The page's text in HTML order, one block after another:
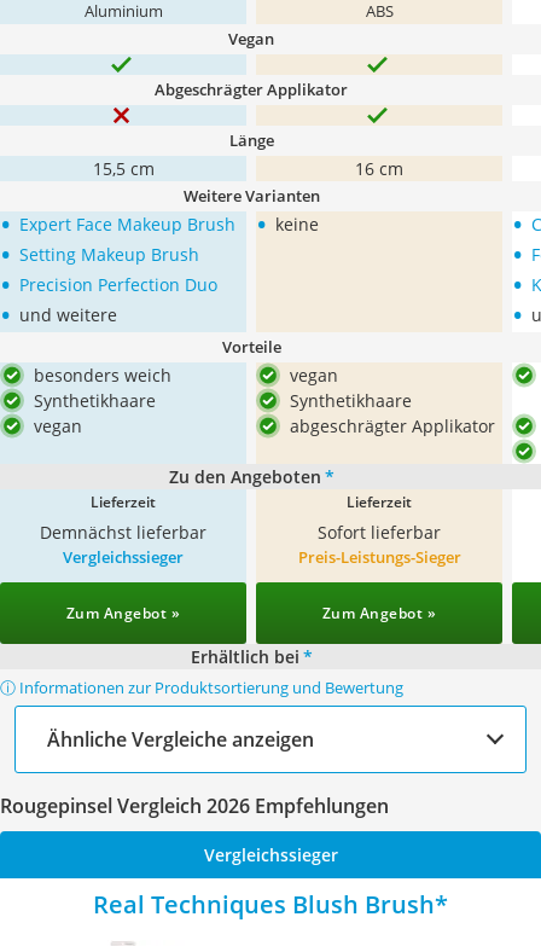
Aluminium ABS
Vegan
Abgeschrägter Applikator
Länge
15,5 cm 16 cm
Weitere Varianten
• Expert Face Makeup Brush
• Setting Makeup Brush
• Precision Perfection Duo
• und weitere
• keine •
•
•
•
Vorteile
besonders weich
Synthetikhaare
vegan
vegan
Synthetikhaare
abgeschrägter Applikator
Zu den Angeboten *
Lieferzeit
Demnächst lieferbar
Lieferzeit
Sofort lieferbar
Vergleichssieger
Zum Angebot »
Preis-Leistungs-Sieger
Zum Angebot »
Erhältlich bei *
ⓘ Informationen zur Produktsortierung und Bewertung
Ähnliche Vergleiche anzeigen
Rougepinsel Vergleich 2026 Empfehlungen
Vergleichssieger
Real Techniques Blush Brush